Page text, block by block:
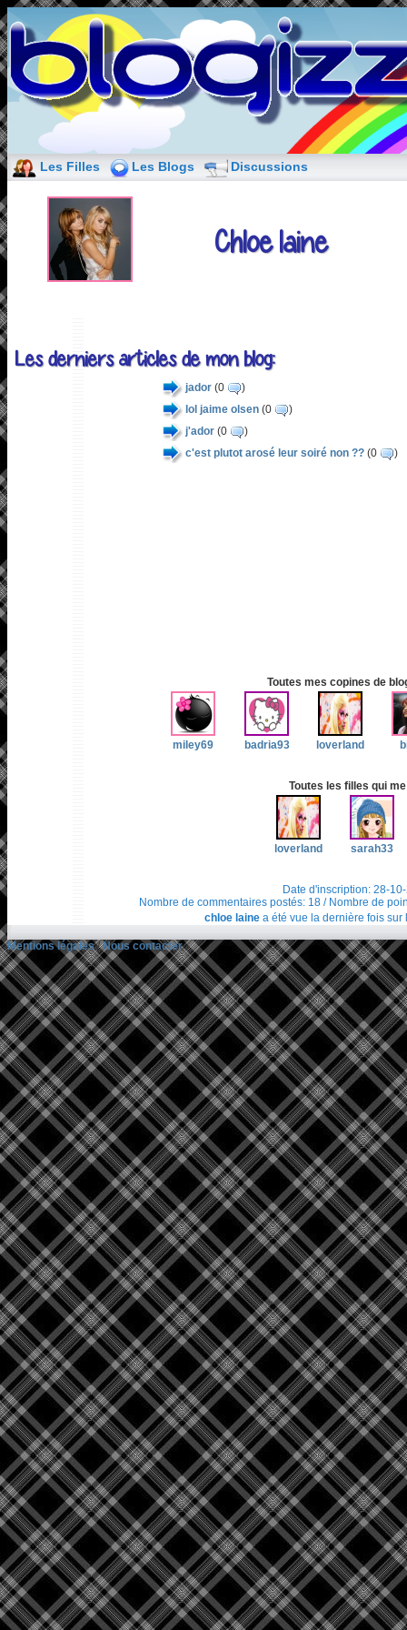
Les Filles Les Blogs Discussions
Chloe laine
Les derniers articles de mon blog:
jador (0
)
lol jaime olsen (0
)
j'ador (0
)
c'est plutot arosé leur soiré non ?? (0 )
Toutes mes copines de
miley69 badria93 loverland
Toutes les filles qui
loverland sarah33
Date d'inscription: 28-
Nombre de commentaires postés: 18 / Nombre de
chloe laine a été vue la dernière fois
Mentions légales/Nous contacter